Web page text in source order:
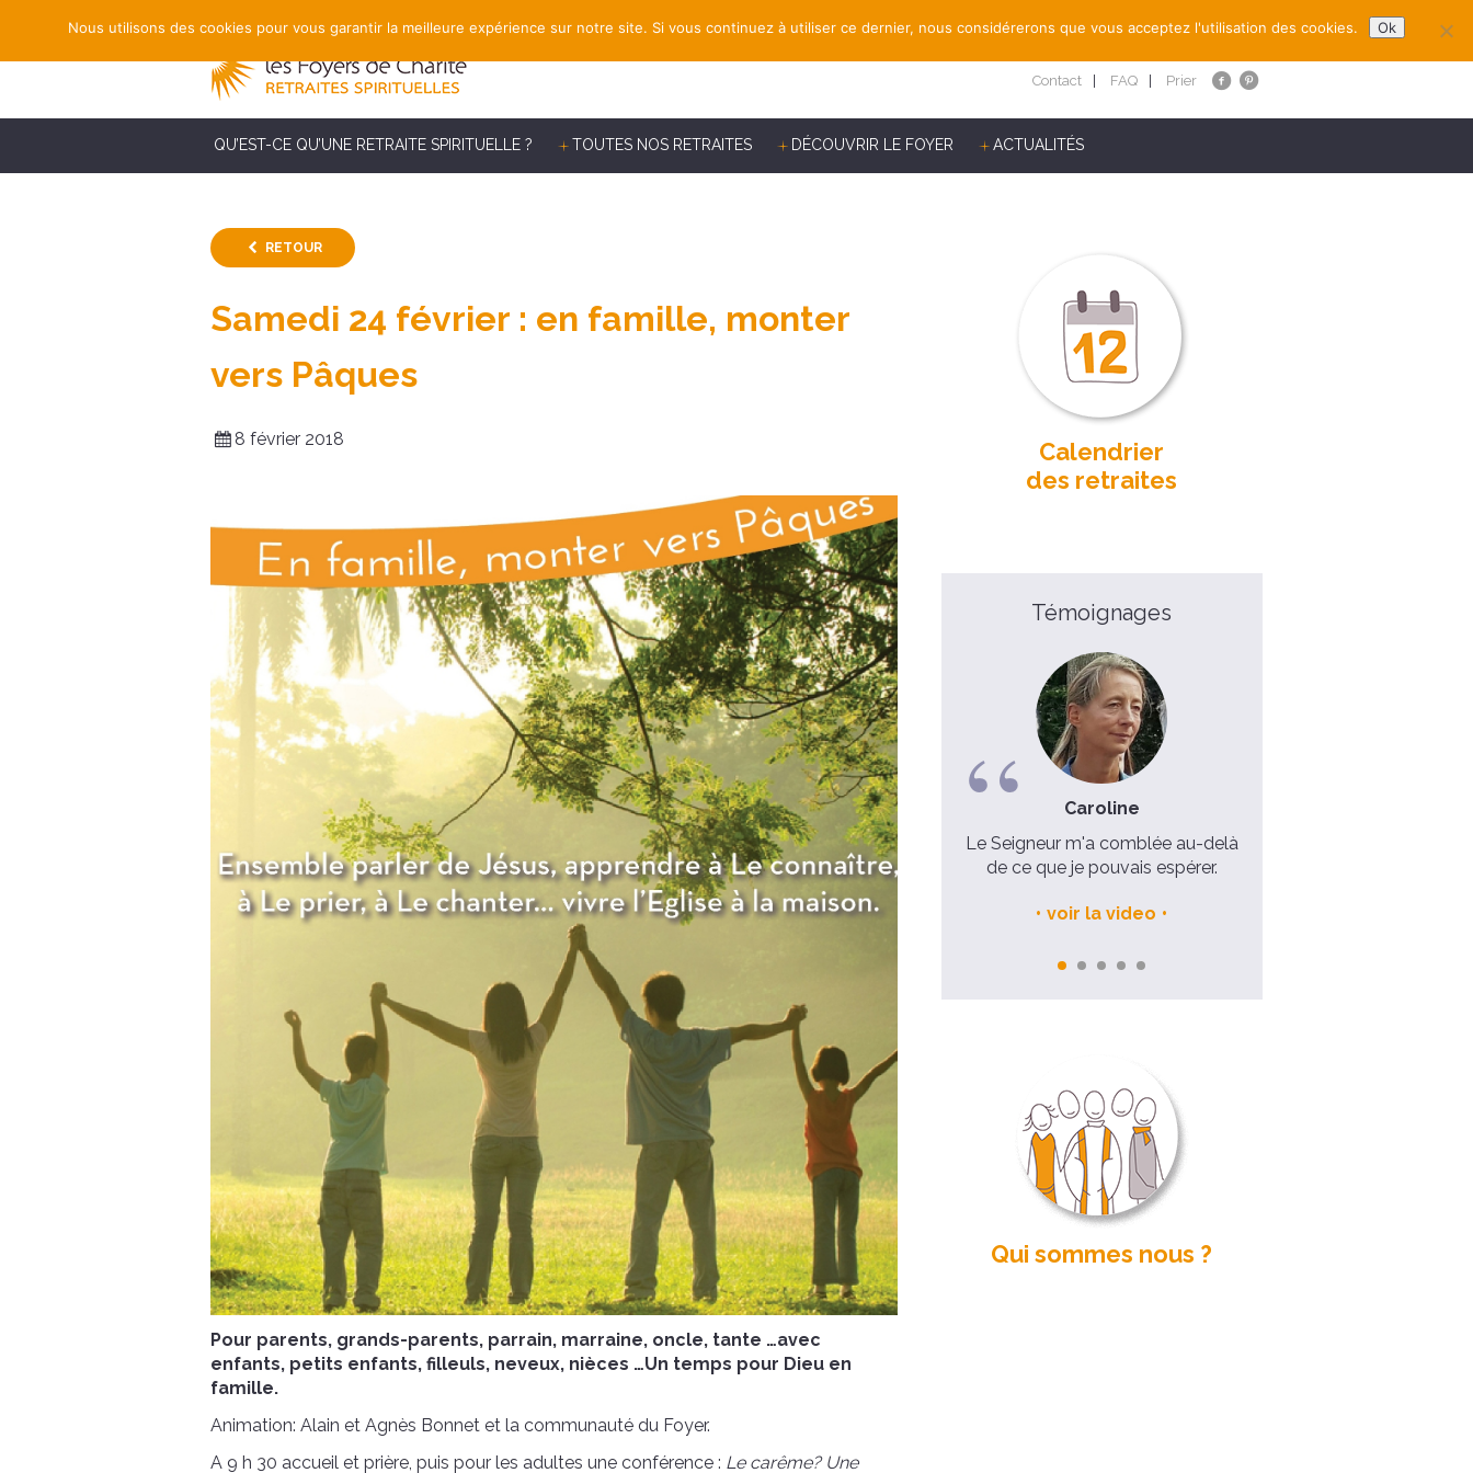
Contact FAQ Prier
QU’EST-CE QU’UNE RETRAITE SPIRITUELLE ? TOUTES NOS RETRAITES DÉCOUVRIR LE FOYER ACTUALITÉS
RETOUR
Samedi 24 février : en famille, monter
vers Pâques
8 février 2018
Pour parents, grands-parents, parrain, marraine, oncle, tante …avec
enfants, petits enfants, filleuls, neveux, nièces …Un temps pour Dieu en
famille.
Animation: Alain et Agnès Bonnet et la communauté du Foyer.
A 9 h 30 accueil et prière, puis pour les adultes une conférence : Le carême? Une
Calendrier
des retraites
Témoignages
Père Michel, 49 ans
Ma retraite dans un Foyer de
Charité est un moment charnière
dans l'année
Le Seigneur m'a comblée au-delà
de ce que je pouvais espérer.
voir la video
Je ne m'attendais pas à une telle
Qui sommes nous ?
Nous utilisons des cookies pour vous garantir la meilleure expérience sur notre site. Si vous continuez à utiliser ce dernier, nous considérerons que vous acceptez l'utilisation des cookies. Ok